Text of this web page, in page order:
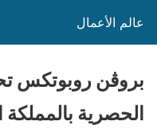
عالم الأعمال
بروڤن روبوتكس
الحصرية بالمملكة